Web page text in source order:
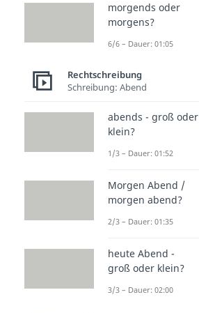
morgends oder
morgens?
6/6 – Dauer: 01:05
Rechtschreibung
Schreibung: Abend
abends - groß oder
klein?
1/3 – Dauer: 01:52
Morgen Abend /
morgen abend?
2/3 – Dauer: 01:35
heute Abend -
groß oder klein?
3/3 – Dauer: 02:00